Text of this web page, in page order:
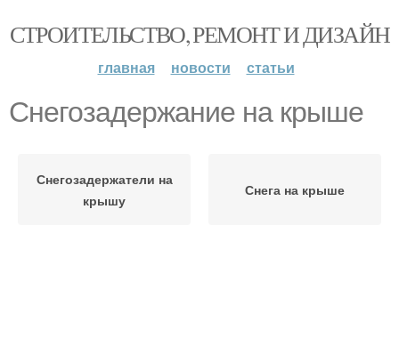
СТРОИТЕЛЬСТВО, РЕМОНТ И ДИЗАЙН
главная новости статьи
Снегозадержание на крыше
Снегозадержатели на
крышу
Снега на крыше